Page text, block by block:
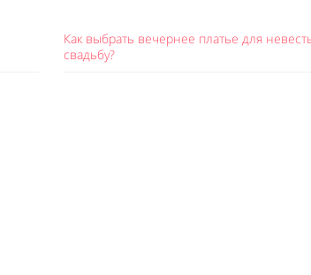
Как выбрать вечернее платье для
свадьбу?